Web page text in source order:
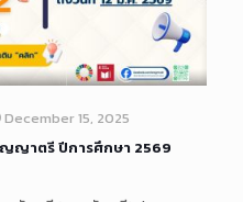
December 15, 2025
ญาตรี ปีการศึกษา 2569